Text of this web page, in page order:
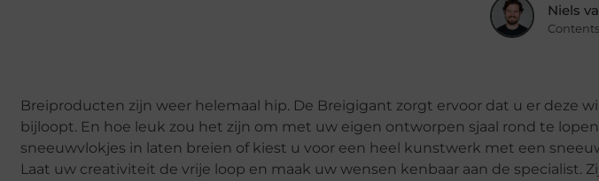
Niels
Breiproducten zijn weer helemaal hip. De Breigigant zorgt ervoor dat u er deze
bijloopt. En hoe leuk zou het zijn om met uw eigen ontworpen sjaal rond te
sneeuwvlokjes in laten breien of kiest u voor een heel kunstwerk met een
Laat uw creativiteit de vrije loop en maak uw wensen kenbaar aan de specialist.